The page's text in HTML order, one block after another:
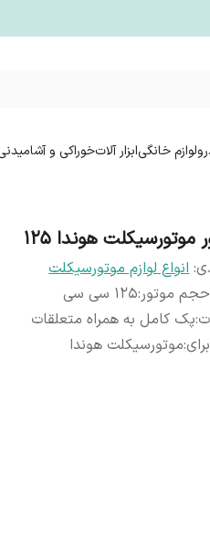
لوازم خانگیابزار آلاتخوراکی و
موتورسیکلت هوندا ۱۲۵
:انواع لوازم موتورسیکلت
موتور:۱۲۵ سی سی
:پک کامل به همراه متعلقات
:موتورسیکلت هوندا